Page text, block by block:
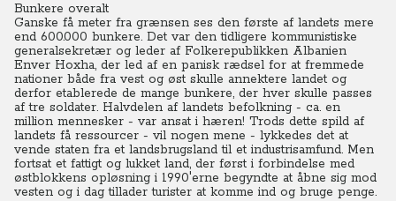
Bunkere overalt
Ganske få meter fra grænsen ses den første af landets mere
end 600.000 bunkere. Det var den tidligere kommunistiske
generalsekretær og leder af Folkerepublikken Albanien
Enver Hoxha, der led af en panisk rædsel for at fremmede
nationer både fra vest og øst skulle annektere landet og
derfor etablerede de mange bunkere, der hver skulle passes
af tre soldater. Halvdelen af landets befolkning - ca. en
million mennesker - var ansat i hæren! Trods dette spild af
landets få ressourcer - vil nogen mene - lykkedes det at
vende staten fra et landsbrugsland til et industrisamfund. Men
fortsat et fattigt og lukket land, der først i forbindelse med
østblokkens opløsning i 1990'erne begyndte at åbne sig mod
vesten og i dag tillader turister at komme ind og bruge penge.